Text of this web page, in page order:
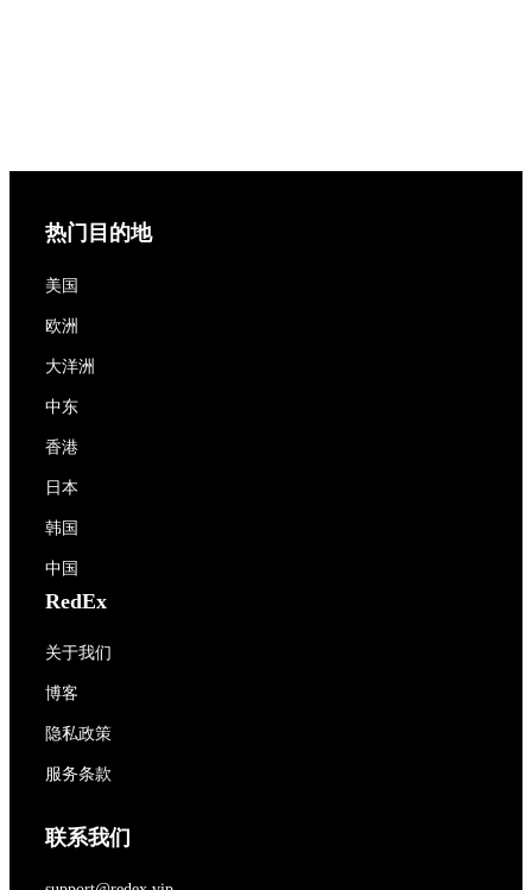
热门目的地
美国
欧洲
大洋洲
中东
香港
日本
韩国
中国
RedEx
关于我们
博客
隐私政策
服务条款
联系我们